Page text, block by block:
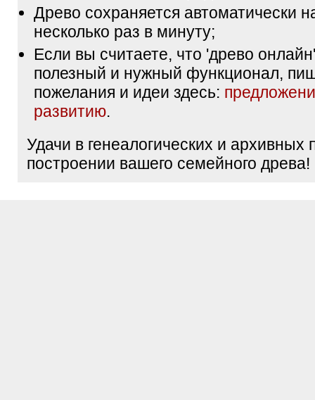
Древо сохраняется автоматически
несколько раз в минуту;
Если вы считаете, что 'древо
полезный и нужный функционал,
пожелания и идеи здесь:
развитию.
Удачи в генеалогических и архивных
построении вашего семейного древа!